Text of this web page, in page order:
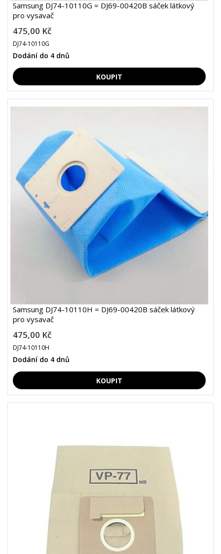
Samsung DJ74-10110G = DJ69-00420B sáček látkový
pro vysavač
475,00 Kč
DJ74-10110G
Dodání do 4 dnů
Samsung DJ74-10110H = DJ69-00420B sáček látkový
pro vysavač
475,00 Kč
DJ74-10110H
Dodání do 4 dnů